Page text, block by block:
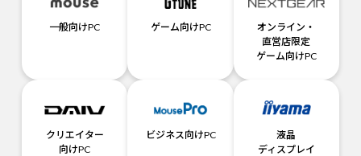
一般向けPC ゲーム向けPC
オンライン・
直営店限定
ゲーム向けPC
クリエイター
向けPC
ビジネス向けPC
液晶
ディスプレイ